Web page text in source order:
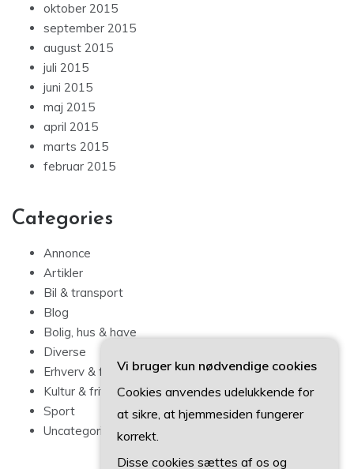
oktober 2015
september 2015
august 2015
juli 2015
juni 2015
maj 2015
april 2015
marts 2015
februar 2015
Categories
Annonce
Artikler
Bil & transport
Blog
Bolig, hus & have
Diverse
Erhverv & forbrug
Kultur & fritid
Sport
Uncategorized
Vi bruger kun nødvendige cookies
Cookies anvendes udelukkende for
at sikre, at hjemmesiden fungerer
korrekt.
Disse cookies sættes af os og